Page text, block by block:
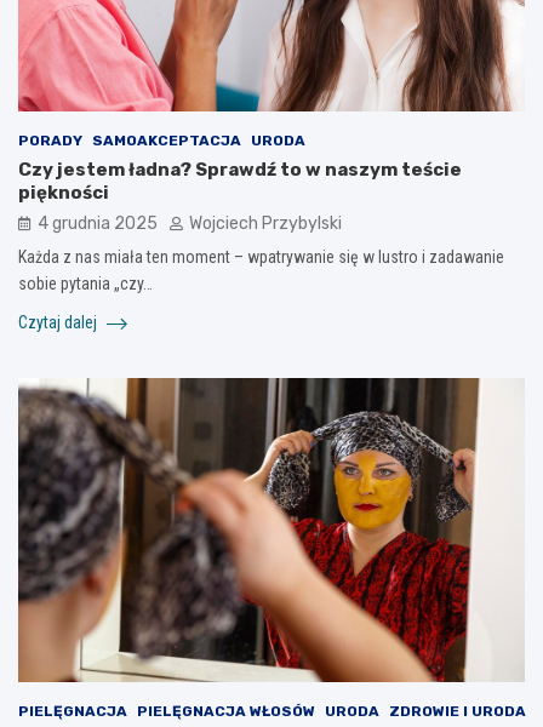
PORADY SAMOAKCEPTACJA URODA
Czy jestem ładna? Sprawdź to w naszym teście
piękności
4 grudnia 2025 Wojciech Przybylski
Każda z nas miała ten moment – wpatrywanie się w lustro i zadawanie
sobie pytania „czy…
Czytaj dalej
PIELĘGNACJA PIELĘGNACJA WŁOSÓW URODA ZDROWIE I URODA